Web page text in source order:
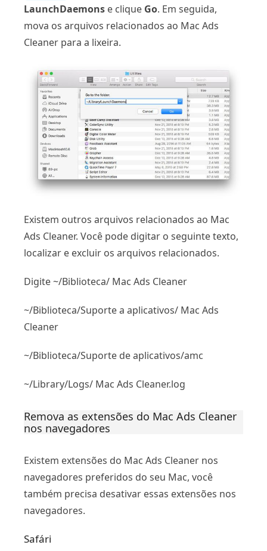
LaunchDaemons e clique Go. Em seguida,
mova os arquivos relacionados ao Mac Ads
Cleaner para a lixeira.
Existem outros arquivos relacionados ao Mac
Ads Cleaner. Você pode digitar o seguinte texto,
localizar e excluir os arquivos relacionados.
Digite ~/Biblioteca/ Mac Ads Cleaner
~/Biblioteca/Suporte a aplicativos/ Mac Ads
Cleaner
~/Biblioteca/Suporte de aplicativos/amc
~/Library/Logs/ Mac Ads Cleaner.log
Remova as extensões do Mac Ads Cleaner
nos navegadores
Existem extensões do Mac Ads Cleaner nos
navegadores preferidos do seu Mac, você
também precisa desativar essas extensões nos
navegadores.
Safári